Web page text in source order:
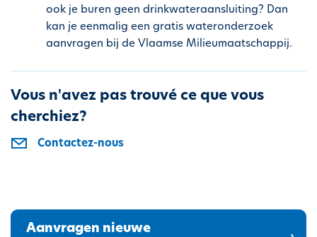
ook je buren geen drinkwateraansluiting? Dan
kan je eenmalig een gratis wateronderzoek
aanvragen bij de Vlaamse Milieumaatschappij.
Vous n'avez pas trouvé ce que vous
cherchiez?
Contactez-nous
Aanvragen nieuwe